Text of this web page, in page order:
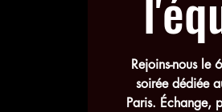
Rejoins-nous le
soirée dédiée
Paris. Échange,